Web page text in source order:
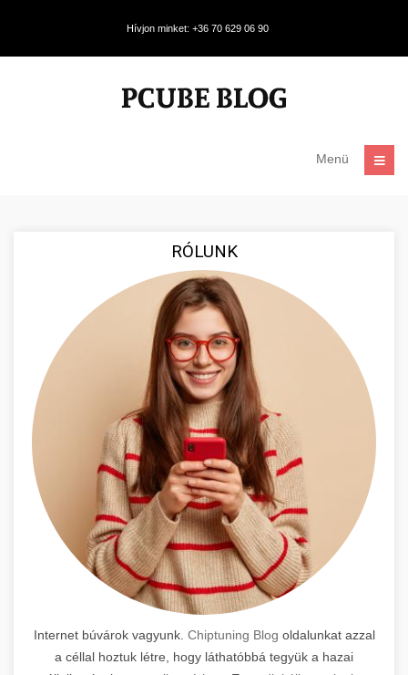
Hívjon minket: +36 70 629 06 90
Menü
RÓLUNK
Internet búvárok vagyunk. Chiptuning Blog oldalunkat azzal
a céllal hoztuk létre, hogy láthatóbbá tegyük a hazai